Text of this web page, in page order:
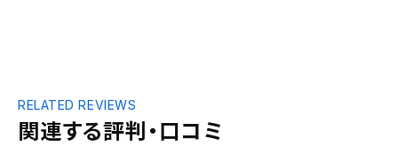
関連する評判・口コミ
RELATED REVIEWS